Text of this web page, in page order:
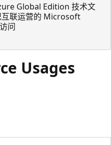
Global Edition 技术文
互联运营的 Microsoft
问
Usages